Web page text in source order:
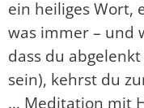
ein heiliges Wort,
was immer – und
dass du
sein), kehrst du
… Meditation mit